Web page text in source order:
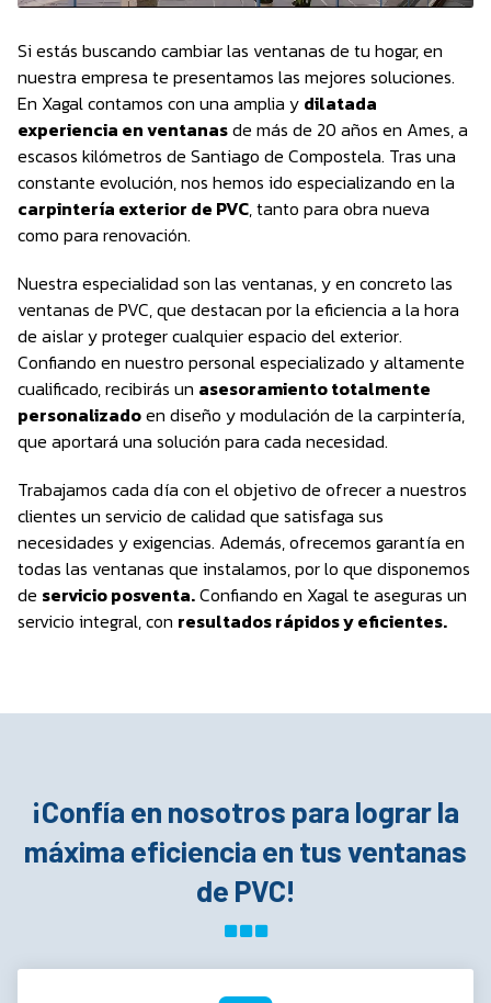
Si estás buscando cambiar las ventanas de tu hogar, en
nuestra empresa te presentamos las mejores soluciones.
En Xagal contamos con una amplia y dilatada
experiencia en ventanasde más de 20 años en Ames, a
escasos kilómetros de Santiago de Compostela. Tras una
constante evolución, nos hemos ido especializando en la
carpintería exterior de PVC, tanto para obra nueva
como para renovación.
Nuestra especialidad son las ventanas, y en concreto las
ventanas de PVC, que destacan por la eficiencia a la hora
de aislar y proteger cualquier espacio del exterior.
Confiando en nuestro personal especializado y altamente
cualificado, recibirás un asesoramiento totalmente
personalizadoen diseño y modulación de la carpintería,
que aportará una solución para cada necesidad.
Trabajamos cada día con el objetivo de ofrecer a nuestros
clientes un servicio de calidad que satisfaga sus
necesidades y exigencias. Además, ofrecemos garantía en
todas las ventanas que instalamos, por lo que disponemos
de servicio posventa.Confiando en Xagal te aseguras un
servicio integral, con resultados rápidos y eficientes.
¡Confía en nosotros para lograr la
máxima eficiencia en tus ventanas
de PVC!